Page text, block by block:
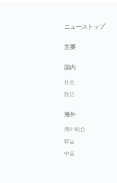
ニューストップ
主要
国内
社会
政治
海外
海外総合
韓国
中国